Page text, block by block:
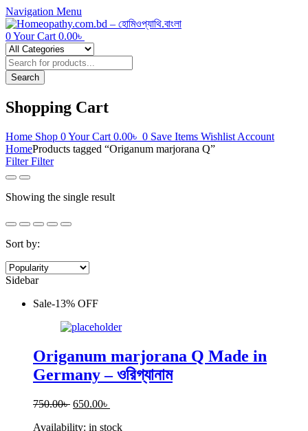
Navigation Menu
0Your Cart 0.00৳
Products
search
Search
Shopping Cart
Home Shop 0Your Cart 0.00৳ 0 Save Items Wishlist Account
HomeProducts tagged “Origanum marjorana Q”
FilterFilter
Showing the single result
Sort by:
Sidebar
Sale-13% OFF
Origanum marjorana Q Made in
Germany – ওরিগ্যানাম
750.00৳ Original
was:
650.00৳
is:
Availability: in stock